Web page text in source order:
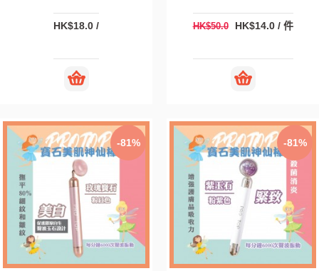
HK$18.0 / HK$50.0 HK$14.0 / 件
-81% -81%